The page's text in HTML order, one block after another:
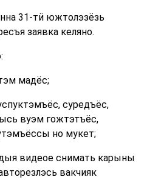
31-тӥ южтолэзёзь
заявка келяно.
мадёс;
суредъёс,
вуэм гожтэтъёс,
но мукет;
видеое снимать карыны
вакчияк